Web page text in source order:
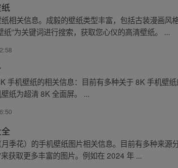
相关信息。成毅的壁纸类型丰富，包括古装漫画
纸”为关键词进行搜索，获取您心仪的高清壁纸。 ...
手机壁纸的相关信息：目前有多种关于 8K 手机壁
纸为超清 8K 全面屏。 ...
季花）的手机壁纸图片相关信息。目前有多种来
来获取更多丰富的图片。例如在 2024 年 ...